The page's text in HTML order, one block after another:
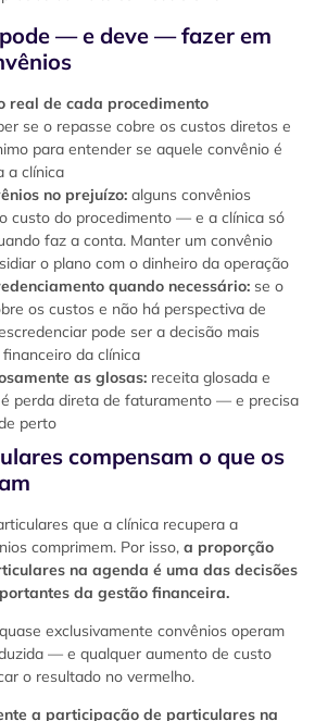
— e deve — fazer em
real de cada procedimento
se o repasse cobre os custos diretos e
para entender se aquele convênio é
a clínica
no prejuízo: alguns convênios
custo do procedimento — e a clínica só
faz a conta. Manter um convênio
o plano com o dinheiro da operação
quando necessário: se o
os custos e não há perspectiva de
pode ser a decisão mais
da clínica
as glosas: receita glosada e
perda direta de faturamento — e precisa
perto
compensam o que os
que a clínica recupera a
comprimem. Por isso, a proporção
na agenda é uma das decisões
da gestão financeira.
exclusivamente convênios operam
— e qualquer aumento de custo
o resultado no vermelho.
a participação de particulares na